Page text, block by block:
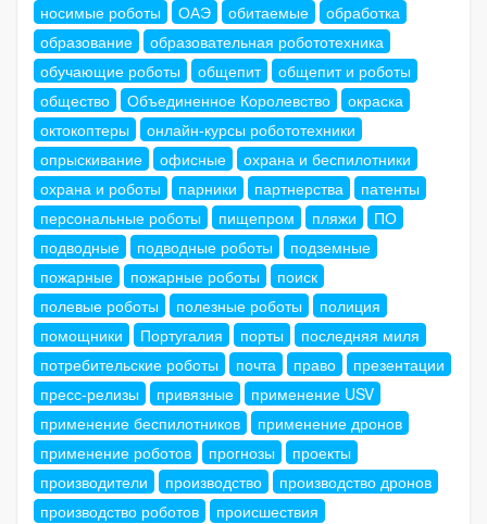
носимые роботы
ОАЭ обитаемые
обработка
образование
образовательная робототехника
обучающие роботы
общепит
общепит и роботы
общество
Объединенное Королевство
окраска
октокоптеры
онлайн-курсы робототехники
опрыскивание
офисные
охрана и беспилотники
охрана и роботы
парники партнерства
патенты
персональные роботы
пищепром пляжи
ПО
подводные
подводные роботы
подземные
пожарные
пожарные роботы
поиск
полевые роботы
полезные роботы
полиция
помощники
Португалия порты
последняя миля
потребительские роботы
почта право
презентации
пресс-релизы
привязные
применение USV
применение беспилотников
применение дронов
применение роботов
прогнозы
проекты
производители
производство
производство дронов
производство роботов
происшествия